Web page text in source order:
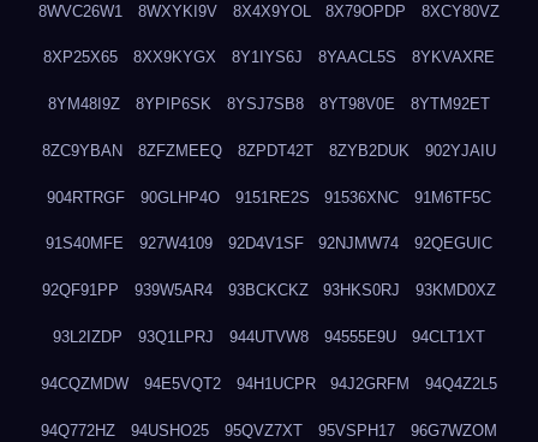
8WVC26W1 8WXYKI9V 8X4X9YOL 8X79OPDP 8XCY80VZ
8XP25X65 8XX9KYGX 8Y1IYS6J 8YAACL5S 8YKVAXRE
8YM48I9Z 8YPIP6SK 8YSJ7SB8 8YT98V0E 8YTM92ET
8ZC9YBAN 8ZFZMEEQ 8ZPDT42T 8ZYB2DUK 902YJAIU
904RTRGF 90GLHP4O 9151RE2S 91536XNC 91M6TF5C
91S40MFE 927W4109 92D4V1SF 92NJMW74 92QEGUIC
92QF91PP 939W5AR4 93BCKCKZ 93HKS0RJ 93KMD0XZ
93L2IZDP 93Q1LPRJ 944UTVW8 94555E9U 94CLT1XT
94CQZMDW 94E5VQT2 94H1UCPR 94J2GRFM 94Q4Z2L5
94Q772HZ 94USHO25 95QVZ7XT 95VSPH17 96G7WZOM